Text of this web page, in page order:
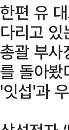
한편 유
다리고
총괄 부
를 돌아
'잇섭'과